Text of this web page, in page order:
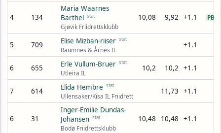
4 134
Maria Waarnes
Barthel stat
Gjøvik Friidrettsklubb
10,08 9,92 +1.1 PB
5 709 Elise Mizban-riiser stat
Raumnes & Årnes IL
+1.1
6 655 Erle Vullum-Bruer stat
Utleira IL
10,2 10,2 +1.1
7 614 Elida Hembre stat
Ullensaker/Kisa IL Friidrett
11,73 +1.1
6 31
Inger-Emilie Dundas-
Johansen stat
Bodø Friidrettsklubb
10,48 10,48 +1.1